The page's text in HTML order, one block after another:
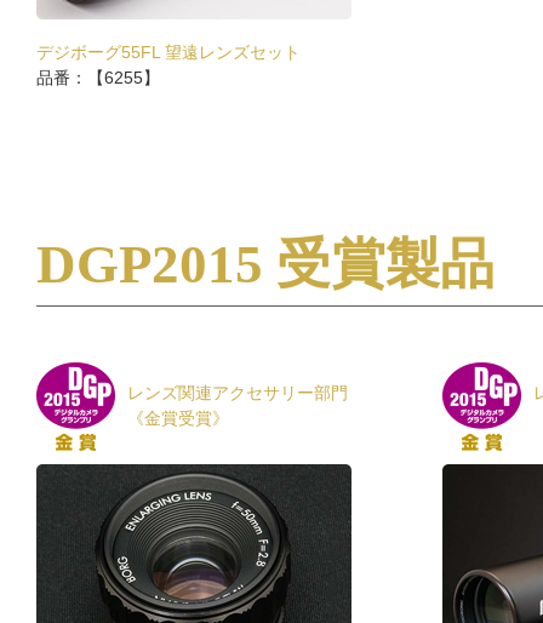
デジボーグ55FL 望遠レンズセット
品番：【6255】
DGP2015 受賞製品
レンズ関連アクセサリー部門
《金賞受賞》